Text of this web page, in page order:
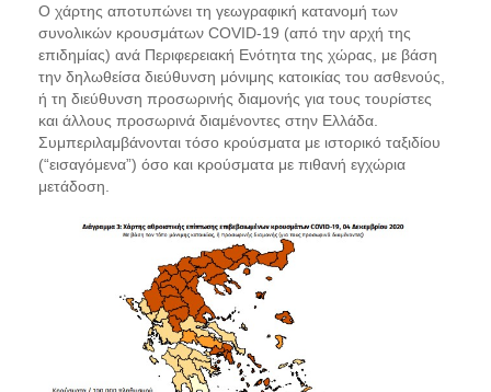
Ο χάρτης αποτυπώνει τη γεωγραφική κατανομή των
συνολικών κρουσμάτων COVID-19 (από την αρχή της
επιδημίας) ανά Περιφερειακή Ενότητα της χώρας, με βάση
την δηλωθείσα διεύθυνση μόνιμης κατοικίας του ασθενούς,
ή τη διεύθυνση προσωρινής διαμονής για τους τουρίστες
και άλλους προσωρινά διαμένοντες στην Ελλάδα.
Συμπεριλαμβάνονται τόσο κρούσματα με ιστορικό ταξιδίου
(“εισαγόμενα”) όσο και κρούσματα με πιθανή εγχώρια
μετάδοση.